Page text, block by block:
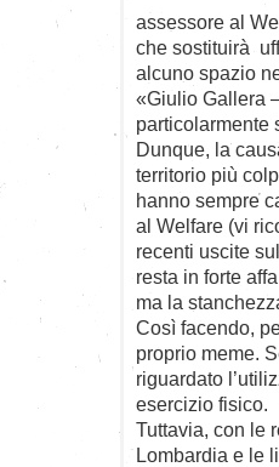
assessore al
che sostituirà
alcuno spazio
«Giulio Gallera
particolarmente
Dunque, la
territorio più
hanno sempre
al Welfare (vi
recenti uscite
resta in forte
ma la
Così facendo,
proprio meme.
riguardato
esercizio fisico.
Tuttavia, con le
Lombardia e le